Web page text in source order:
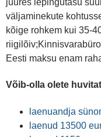
juures lepingutasu
väljaminekute
kõige rohkem kui 35-
Eesti maksu enam
Võib-olla olete
laenuandja
laenud 13500